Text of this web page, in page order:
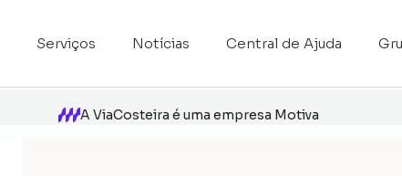
Serviços Notícias Central de Ajuda
A ViaCosteira é uma empresa Motiva